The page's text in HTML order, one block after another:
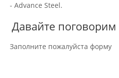
- Advance Steel.
Давайте
Заполните пожалуйста форму